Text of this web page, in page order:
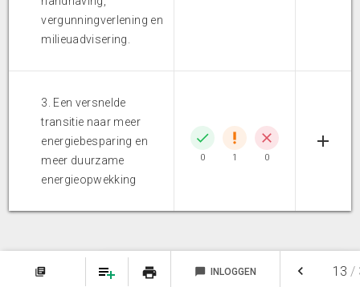
vergunningverlening en
milieuadvisering.
3. Een versnelde
transitie naar meer
energiebesparing en
meer duurzame
energieopwekking
0 1 0
NOTITIES FAVORIETEN
library_books print chat_bubble INLOGGEN keyboard_arrow_left 13 /